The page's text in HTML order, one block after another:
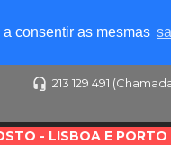
consentir as mesmas
213 129 491
- LISBOA E PORTO